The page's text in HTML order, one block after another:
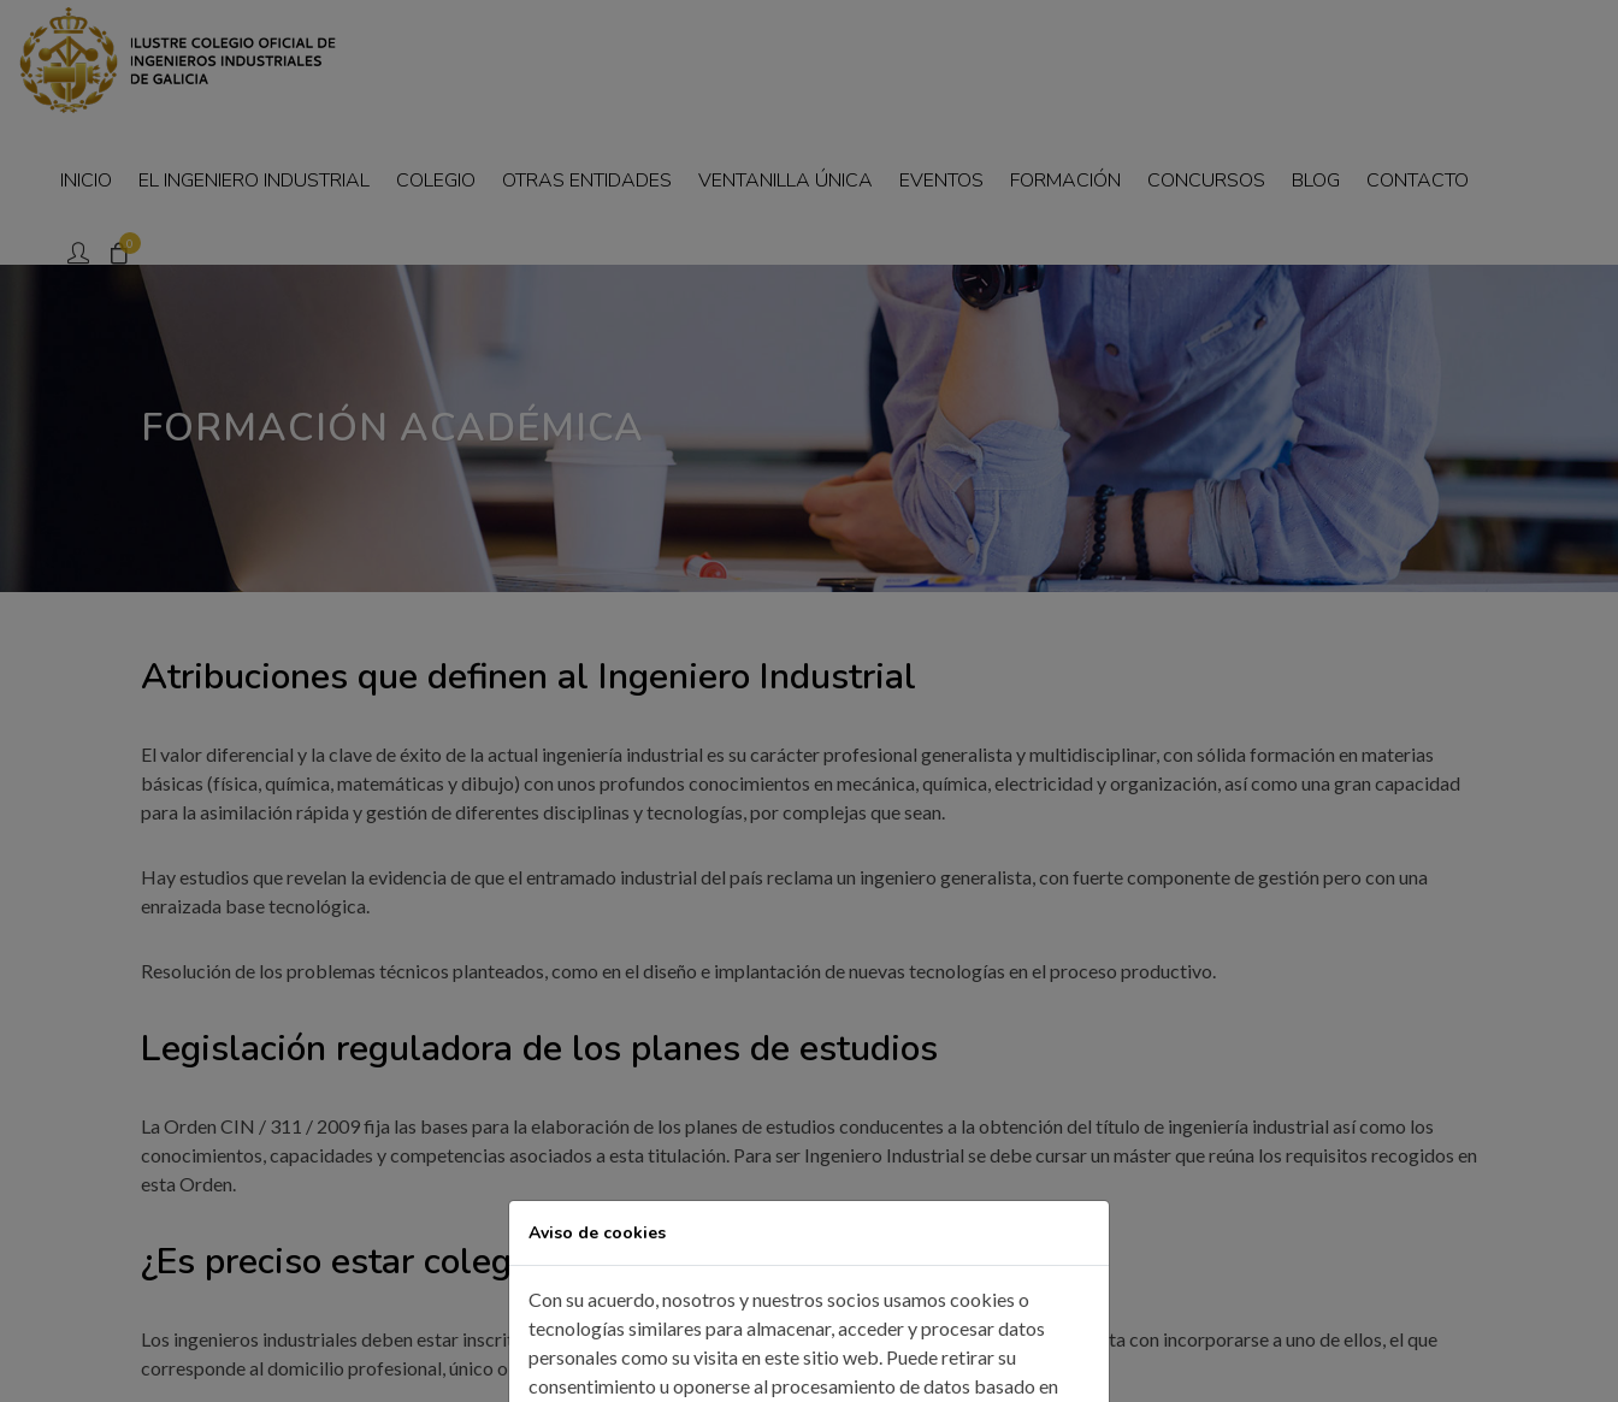
0
INICIO EL INGENIERO INDUSTRIAL COLEGIO OTRAS ENTIDADES VENTANILLA ÚNICA EVENTOS FORMACIÓN CONCURSOS BLOG CONTACTO
FORMACIÓN ACADÉMICA
Atribuciones que definen al Ingeniero Industrial
El valor diferencial y la clave de éxito de la actual ingeniería industrial es su carácter profesional generalista y multidisciplinar, con sólida formación en materias
básicas (física, química, matemáticas y dibujo) con unos profundos conocimientos en mecánica, química, electricidad y organización, así como una gran capacidad
para la asimilación rápida y gestión de diferentes disciplinas y tecnologías, por complejas que sean.
Hay estudios que revelan la evidencia de que el entramado industrial del país reclama un ingeniero generalista, con fuerte componente de gestión pero con una
enraizada base tecnológica.
Resolución de los problemas técnicos planteados, como en el diseño e implantación de nuevas tecnologías en el proceso productivo.
Legislación reguladora de los planes de estudios
La Orden CIN / 311 / 2009 fija las bases para la elaboración de los planes de estudios conducentes a la obtención del título de ingeniería industrial así como los
conocimientos, capacidades y competencias asociados a esta titulación. Para ser Ingeniero Industrial se debe cursar un máster que reúna los requisitos recogidos en
esta Orden.
¿Es preciso estar colegiado para ejercer la profesión?
Los ingenieros industriales deben estar inscritos a Colegios territoriales para poder ejercer en el territorio español. Basta con incorporarse a uno de ellos, el que
corresponde al domicilio profesional, único o principal.
Aviso de cookies
Con su acuerdo, nosotros y nuestros socios usamos cookies o
tecnologías similares para almacenar, acceder y procesar datos
personales como su visita en este sitio web. Puede retirar su
consentimiento u oponerse al procesamiento de datos basado en